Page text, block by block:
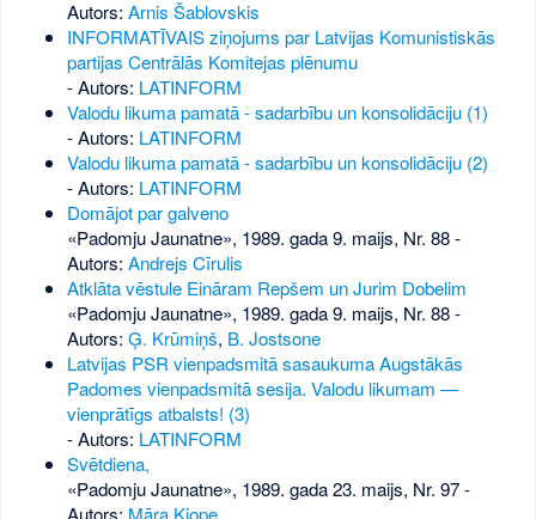
Autors: Arnis Šablovskis
INFORMATĪVAIS ziņojums par Latvijas Komunistiskās
partijas Centrālās Komitejas plēnumu
- Autors: LATINFORM
Valodu likuma pamatā - sadarbību un konsolidāciju (1)
- Autors: LATINFORM
Valodu likuma pamatā - sadarbību un konsolidāciju (2)
- Autors: LATINFORM
Domājot par galveno
«Padomju Jaunatne», 1989. gada 9. maijs, Nr. 88-
Autors: Andrejs Cīrulis
Atklāta vēstule Eināram Repšem un Jurim Dobelim
«Padomju Jaunatne», 1989. gada 9. maijs, Nr. 88-
Autors: Ģ. Krūmiņš, B. Jostsone
Latvijas PSR vienpadsmitā sasaukuma Augstākās
Padomes vienpadsmitā sesija. Valodu likumam —
vienprātīgs atbalsts! (3)
- Autors: LATINFORM
Svētdiena,
«Padomju Jaunatne», 1989. gada 23. maijs, Nr. 97-